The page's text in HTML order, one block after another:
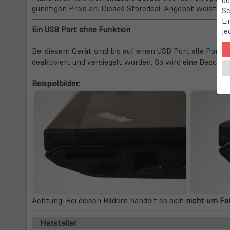
günstigen Preis an. Dieses Storedeal-Angebot weist
Ein USB Port ohne Funktion
Bei diesem Gerät sind bis auf einen USB Port alle
deaktiviert und versiegelt worden. So wird eine
Beispielbilder:
Achtung! Bei diesen Bildern handelt es sich nicht um
Hersteller